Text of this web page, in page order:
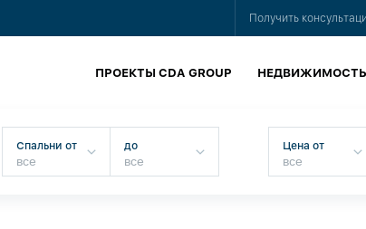
Получить
ПРОЕКТЫ CDA GROUP НЕДВИЖИМОСТЬ
Спальни от до Цена от